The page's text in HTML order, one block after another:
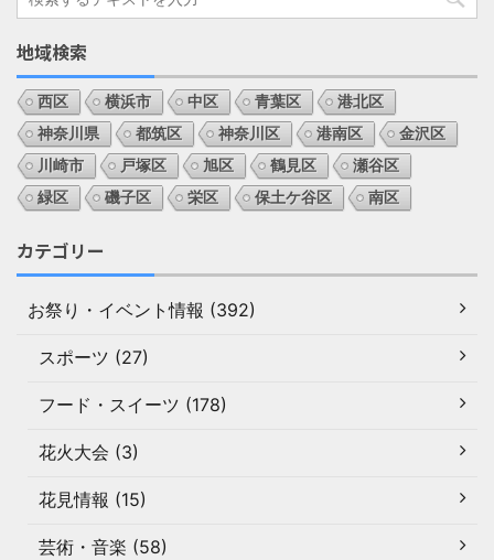
地域検索
西区 横浜市 中区 青葉区
港北区
神奈川県
都筑区 神奈川区 港南区
金沢区
川崎市
戸塚区 旭区 鶴見区
瀬谷区
緑区
磯子区 栄区 保土ケ谷区 南区
カテゴリー
お祭り・イベント情報 (392)
スポーツ (27)
フード・スイーツ (178)
花火大会 (3)
花見情報 (15)
芸術・音楽 (58)